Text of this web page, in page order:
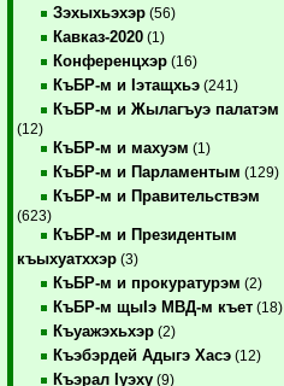
Зэхыхьэхэр (56)
Кавказ-2020 (1)
Конференцхэр (16)
КъБР-м и Iэтащхьэ (241)
КъБР-м и Жылагъуэ палатэм
(12)
КъБР-м и махуэм (1)
КъБР-м и Парламентым (129)
КъБР-м и Правительствэм
(623)
КъБР-м и Президентым
къыхуатххэр (3)
КъБР-м и прокуратурэм (2)
КъБР-м щыIэ МВД-м къет (18)
Къуажэхьхэр (2)
Къэбэрдей Адыгэ Хасэ (12)
Къэрал Iуэху (9)